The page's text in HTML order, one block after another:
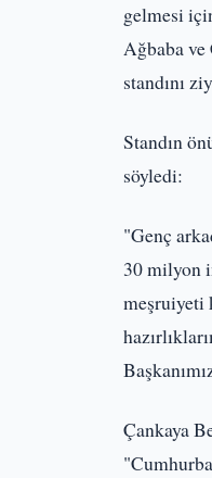
gelmesi
Ağbaba ve
standını
Standın
söyledi:
"Genç
30 milyon
meşruiyeti
Çankaya